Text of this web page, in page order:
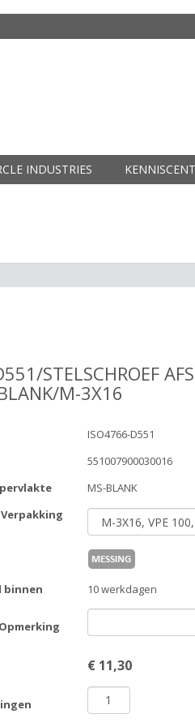
INDUSTRIES
STELSCHROEF
M-3X16
ISO4766-D551
551007900030016
MS-BLANK
binnen 10 werkdagen
€ 11,30